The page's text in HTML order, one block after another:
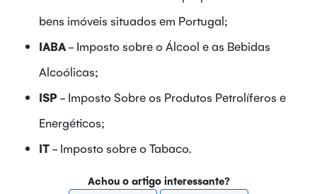
bens imóveis situados em Portugal;
IABA- Imposto sobre o Álcool e as Bebidas
Alcoólicas;
ISP - Imposto Sobre os Produtos Petrolíferos e
Energéticos;
IT- Imposto sobre o Tabaco.
Achou o artigo interessante?